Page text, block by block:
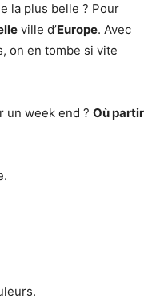
la plus belle ? Pour
ville d’Europe. Avec
on en tombe si vite
un week end ? Où partir